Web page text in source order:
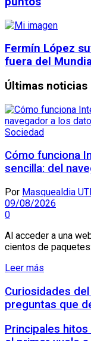
Fermín López
fuera del
Últimas noticias
Sociedad
Cómo funciona
sencilla: del
Por Masquealdia
09/08/2026
0
Al acceder a una
cientos de
Leer más
Curiosidades
preguntas que
Principales